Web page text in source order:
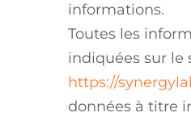
informations.
Toutes les
indiquées sur le
https://
données à titre